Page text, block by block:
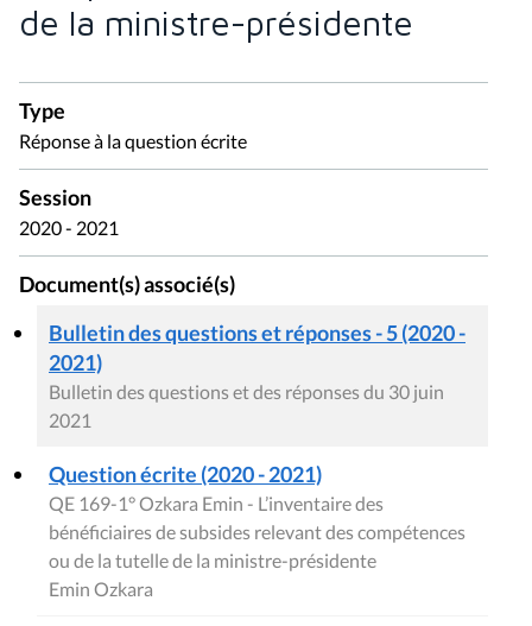
de la ministre-présidente
Type
Réponse à la question écrite
Session
2020 - 2021
Document(s) associé(s)
Bulletin des questions et réponses - 5 (2020 -
2021)
Bulletin des questions et des réponses du 30 juin
2021
Question écrite (2020 - 2021)
QE 169-1° Ozkara Emin - L’inventaire des
bénéficiaires de subsides relevant des compétences
ou de la tutelle de la ministre-présidente
Emin Ozkara